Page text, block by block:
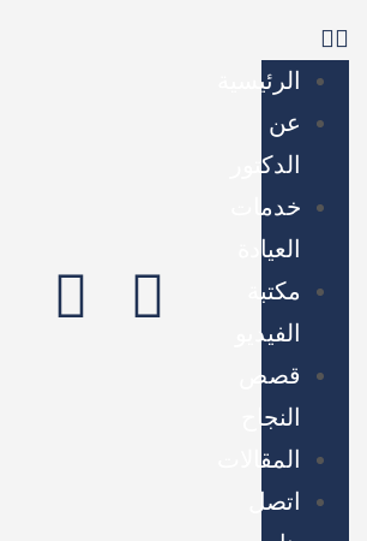
الرئيسية
عن
الدكتور
خدمات
العيادة
مكتبة
الفيديو
قصص
النجاح
المقالات
اتصل